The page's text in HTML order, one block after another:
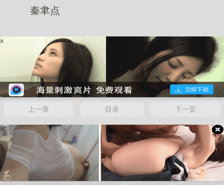
秦聿点
x
上一章 目录 下一页
x